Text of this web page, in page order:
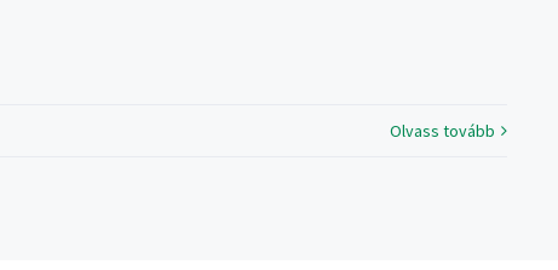
Olvass tovább